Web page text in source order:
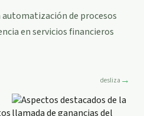
de procesos
en servicios financieros
desliza →